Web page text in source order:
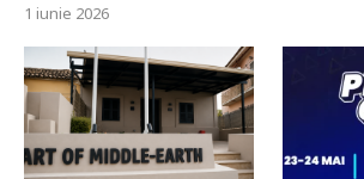
1 iunie 2026